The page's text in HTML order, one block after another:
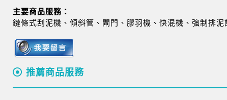
主要商品服務：
鏈條式刮泥機、傾斜管、閘門、膠羽機、快混機、強制排
推薦商品服務